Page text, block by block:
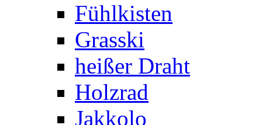
Fühlkisten
Grasski
heißer Draht
Holzrad
Jakkolo